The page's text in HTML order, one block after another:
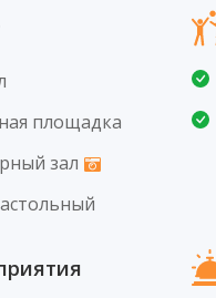
площадка
зал